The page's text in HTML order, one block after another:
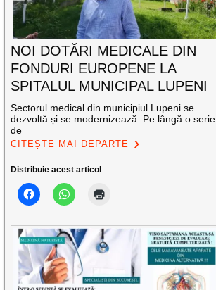
NOI DOTĂRI MEDICALE DIN
FONDURI EUROPENE LA
SPITALUL MUNICIPAL LUPENI
Sectorul medical din municipiul Lupeni se
dezvoltă și se modernizează. Pe lângă o serie
de
CITEȘTE MAI DEPARTE
Distribuie acest articol